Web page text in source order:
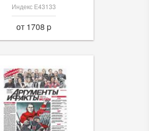
Индекс Е43133
от 1708 p